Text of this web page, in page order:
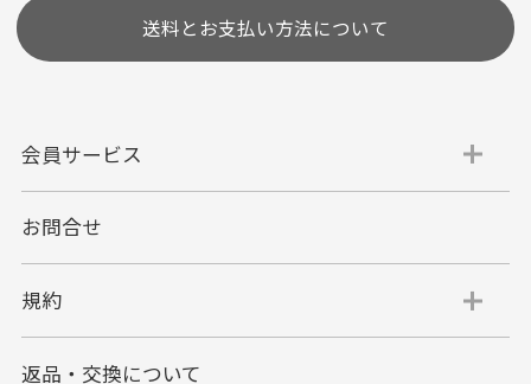
代金引換
代引手数料一律400円
す。
送料とお支払い方法について
会員サービス
お問合せ
規約
返品・交換について